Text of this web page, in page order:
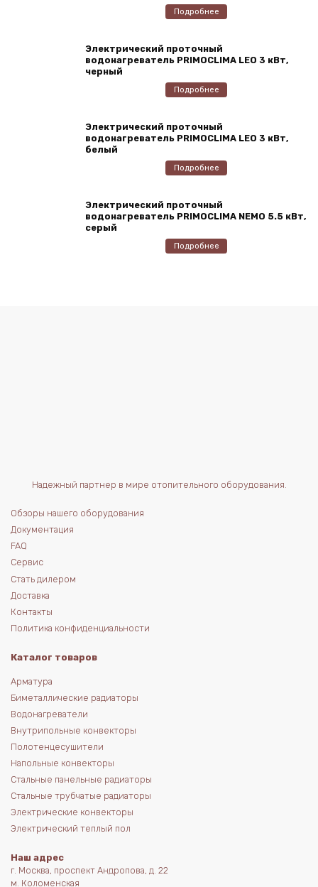
Подробнее
Электрический проточный
водонагреватель PRIMOCLIMA LEO 3 кВт,
черный
Подробнее
Электрический проточный
водонагреватель PRIMOCLIMA LEO 3 кВт,
белый
Подробнее
Электрический проточный
водонагреватель PRIMOCLIMA NEMO 5.5 кВт,
серый
Подробнее
Надежный партнер в мире отопительного оборудования.
Обзоры нашего оборудования
Документация
FAQ
Сервис
Стать дилером
Доставка
Контакты
Политика конфиденциальности
Каталог товаров
Арматура
Биметаллические радиаторы
Водонагреватели
Внутрипольные конвекторы
Полотенцесушители
Напольные конвекторы
Стальные панельные радиаторы
Стальные трубчатые радиаторы
Электрические конвекторы
Электрический теплый пол
Наш адрес
г. Москва, проспект Андропова, д. 22
м. Коломенская